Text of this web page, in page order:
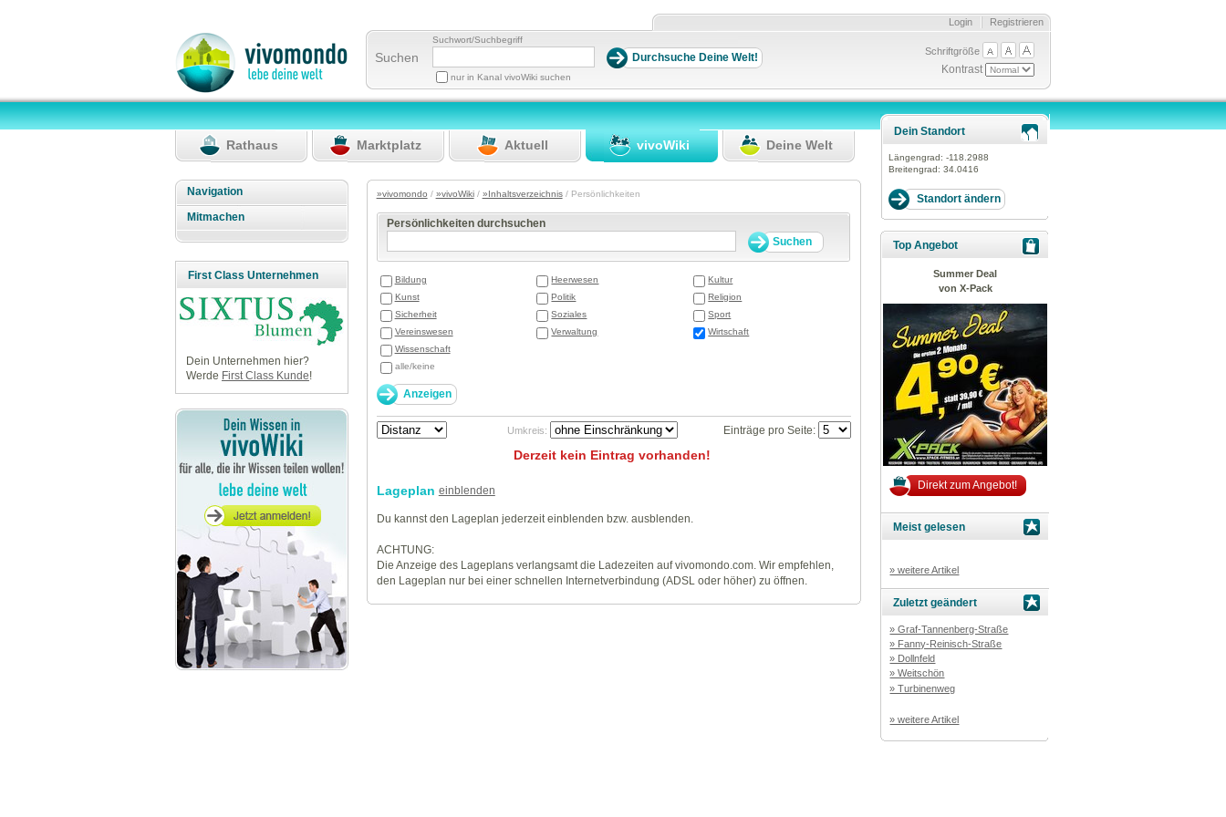
Registrieren
Login
Suchen
Suchwort/Suchbegriff
nur in Kanal vivoWiki suchen
Schriftgröße
Kontrast
Rathaus Marktplatz Aktuell vivoWiki Deine Welt
Navigation
Mitmachen
First Class Unternehmen
Dein Unternehmen hier?
Werde First Class Kunde!
»vivomondo / »vivoWiki/ »Inhaltsverzeichnis/ Persönlichkeiten
Persönlichkeiten durchsuchen
Bildung Heerwesen
Kultur
Kunst
Politik
Religion
Sicherheit
Soziales
Sport
Vereinswesen
Verwaltung
Wirtschaft
Wissenschaft
alle/keine
Umkreis: Einträge pro Seite:
Derzeit kein Eintrag vorhanden!
Lageplan einblenden
Du kannst den Lageplan jederzeit einblenden bzw. ausblenden.
ACHTUNG:
Die Anzeige des Lageplans verlangsamt die Ladezeiten auf vivomondo.com. Wir empfehlen,
den Lageplan nur bei einer schnellen Internetverbindung (ADSL oder höher) zu öffnen.
Dein Standort
Längengrad: -118.2988
Breitengrad: 34.0416
Top Angebot
Summer Deal
von X-Pack
Direkt zum Angebot!
Meist gelesen
» weitere Artikel
Zuletzt geändert
» Graf-Tannenberg-Straße
» Fanny-Reinisch-Straße
» Dollnfeld
» Weitschön
» Turbinenweg
» weitere Artikel